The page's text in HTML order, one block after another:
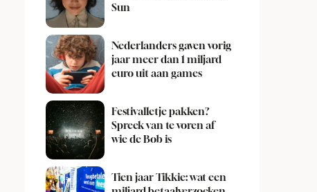
Sun
Nederlanders gaven vorig
jaar meer dan 1 miljard
euro uit aan games
Festivalletje pakken?
Spreek van te voren af
wie de Bob is
Tien jaar Tikkie: wat een